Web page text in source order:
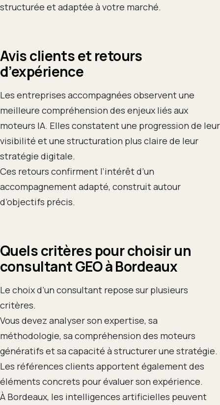
structurée et adaptée à votre marché.
Avis clients et retours
d’expérience
Les entreprises accompagnées observent une
meilleure compréhension des enjeux liés aux
moteurs IA. Elles constatent une progression de leur
visibilité et une structuration plus claire de leur
stratégie digitale.
Ces retours confirment l’intérêt d’un
accompagnement adapté, construit autour
d’objectifs précis.
Quels critères pour choisir un
consultant GEO à Bordeaux
Le choix d’un consultant repose sur plusieurs
critères.
Vous devez analyser son expertise, sa
méthodologie, sa compréhension des moteurs
génératifs et sa capacité à structurer une stratégie.
Les références clients apportent également des
éléments concrets pour évaluer son expérience.
À Bordeaux, les intelligences artificielles peuvent